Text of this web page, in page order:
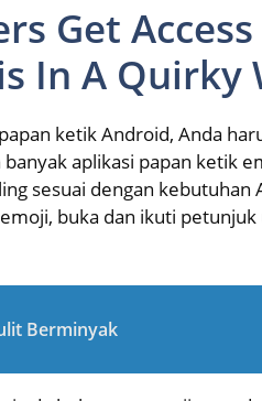
Get
In A Quirky
ketik Android, Anda
aplikasi papan ketik
sesuai dengan kebutuhan
buka dan ikuti
Berminyak